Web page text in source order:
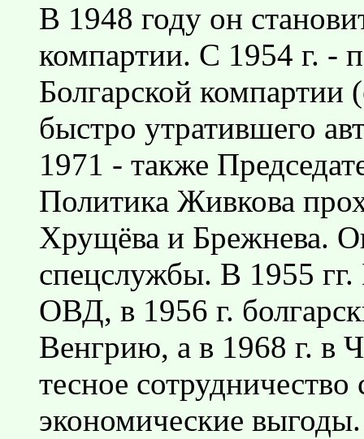
В 1948 году он
компартии. С 1954 г. -
Болгарской компартии
быстро утратившего
1971 - также
Политика Живкова
Хрущёва и Брежнева.
спецслужбы. В 1955 гг.
ОВД, в 1956 г.
Венгрию, а в 1968 г. в
тесное
экономические выгоды.